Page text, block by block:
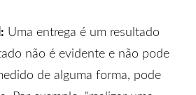
Uma entrega é um resultado
não é evidente e não pode
de alguma forma, pode